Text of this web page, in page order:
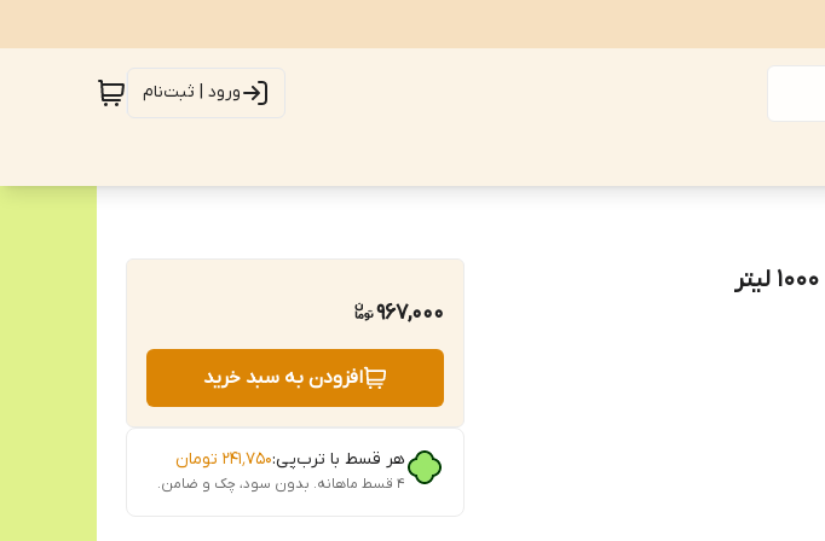
ورود | ثبت‌نام
967,000
افزودن به سبد خرید
هر قسط با ترب‌پی:۲۴۱٬۷۵۰ تومان
۴ قسط ماهانه. بدون سود، چک و ضامن.